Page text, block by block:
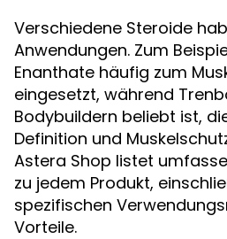
Verschiedene Steroide
Anwendungen. Zum
Enanthate häufig zum
eingesetzt, während
Bodybuildern beliebt ist,
Definition und
Astera Shop listet
zu jedem Produkt,
spezifischen
Vorteile.